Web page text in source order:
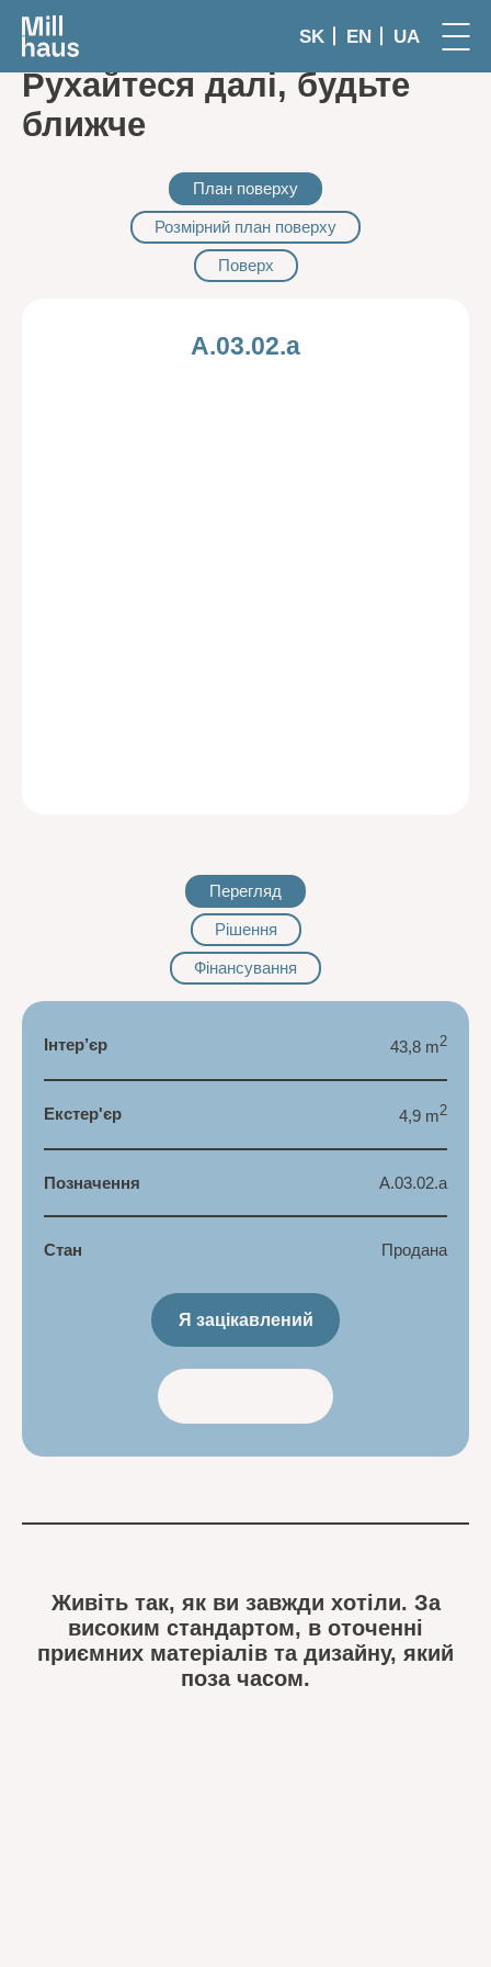
SK EN UA
Рухайтеся далі, будьте
ближче
План поверху
Розмірний план поверху
Поверх
A.03.02.a
Перегляд
Рішення
Фінансування
Інтер’єр 43,8 m2
Екстер'єр 4,9 m2
Позначення A.03.02.a
Стан Продана
Я зацікавлений
Живіть так, як ви завжди хотіли. За
високим стандартом, в оточенні
приємних матеріалів та дизайну, який
поза часом.